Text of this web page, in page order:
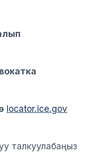
locator.ice.gov
талкуулабаңыз